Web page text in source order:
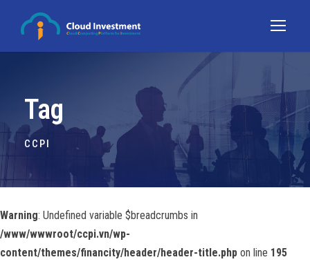
Tag
CCPI
Warning: Undefined variable $breadcrumbs in
/www/wwwroot/ccpi.vn/wp-
content/themes/financity/header/header-title.php on line 195